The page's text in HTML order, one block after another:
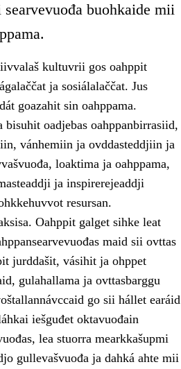
buohkaide mii
kultuvrii gos oahppit
ja sosiálalaččat. Jus
goazahit sin oahppama.
oadjebas oahppanbirrasiid,
vánhemiin ja ovddasteddjiin ja
loaktima ja oahppama,
ja inspirerejeaddji
resursan.
Oahppit galget sihke leat
maid sii ovttas
jurddašit, vásihit ja ohppet
gulahallama ja ovttasbarggu
go sii hállet earáid
iešguđet oktavuođain
lea stuorra mearkkašupmi
gullevašvuođa ja dahká ahte mii